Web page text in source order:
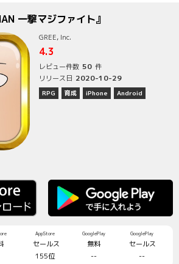
一撃マジファイト』
GREE, Inc.
4.3
レビュー件数 50 件
リリース日 2020-10-29
RPG 育成 iPhone Android
AppStore
セールス
155位
GooglePlay
無料
--
GooglePlay
セールス
--